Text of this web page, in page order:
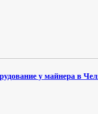
у майнера в